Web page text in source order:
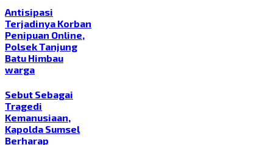
Antisipasi
Terjadinya Korban
Penipuan Online,
Polsek Tanjung
Batu Himbau
warga
Sebut Sebagai
Tragedi
Kemanusiaan,
Kapolda Sumsel
Berharap